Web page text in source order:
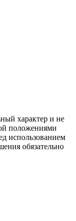
характер и не
положениями
использованием
обязательно